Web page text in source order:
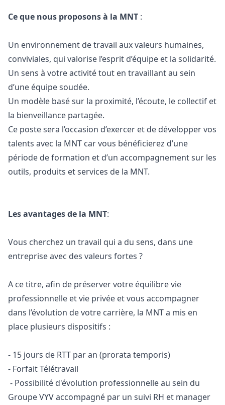
Ce que nous proposons à la MNT :
Un environnement de travail aux valeurs humaines,
conviviales, qui valorise l’esprit d’équipe et la solidarité.
Un sens à votre activité tout en travaillant au sein
d’une équipe soudée.
Un modèle basé sur la proximité, l’écoute, le collectif et
la bienveillance partagée.
Ce poste sera l’occasion d’exercer et de développer vos
talents avec la MNT car vous bénéficierez d’une
période de formation et d’un accompagnement sur les
outils, produits et services de la MNT.
Les avantages de la MNT:
Vous cherchez un travail qui a du sens, dans une
entreprise avec des valeurs fortes ?
A ce titre, afin de préserver votre équilibre vie
professionnelle et vie privée et vous accompagner
dans l’évolution de votre carrière, la MNT a mis en
place plusieurs dispositifs :
- 15 jours de RTT par an (prorata temporis)
- Forfait Télétravail
- Possibilité d'évolution professionnelle au sein du
Groupe VYV accompagné par un suivi RH et manager